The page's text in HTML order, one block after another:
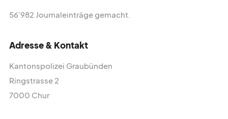
Medienanfragen bitte direkt an:
56'982 Journaleinträge gemacht.
Adresse & Kontakt
Kantonspolizei Graubünden
Ringstrasse 2
7000 Chur